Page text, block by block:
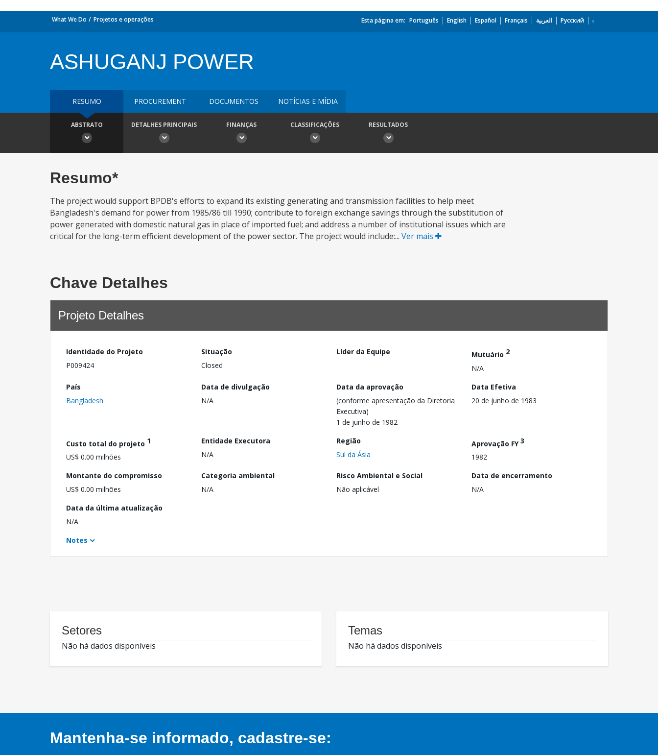
What We Do Projetos e operações Esta página em: Português English Español Français العربية Русский
ASHUGANJ POWER
RESUMO PROCUREMENT DOCUMENTOS NOTÍCIAS E MÍDIA
ABSTRATO DETALHES PRINCIPAIS FINANÇAS CLASSIFICAÇÕES RESULTADOS
Resumo*
The project would support BPDB's efforts to expand its existing generating and transmission facilities to help meet
Bangladesh's demand for power from 1985/86 till 1990; contribute to foreign exchange savings through the substitution of
power generated with domestic natural gas in place of imported fuel; and address a number of institutional issues which are
critical for the long-term efficient development of the power sector. The project would include:... Ver mais
Chave Detalhes
Projeto Detalhes
Identidade do Projeto
P009424
Situação
Closed
Líder da Equipe Mutuário 2
N/A
País
Bangladesh
Data de divulgação
N/A
Data da aprovação
(conforme apresentação da Diretoria
Executiva)
1 de junho de 1982
Data Efetiva
20 de junho de 1983
Custo total do projeto 1
US$ 0.00 milhões
Entidade Executora
N/A
Região
Sul da Ásia
Aprovação FY3
1982
Montante do compromisso
US$ 0.00 milhões
Categoria ambiental
N/A
Risco Ambiental e Social
Não aplicável
Data de encerramento
N/A
Data da última atualização
N/A
Notes
Setores
Não há dados disponíveis
Temas
Não há dados disponíveis
Mantenha-se informado, cadastre-se: